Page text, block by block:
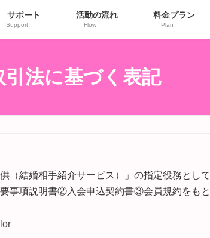
サポート
Support
活動の流れ
Flow
料金プラン
Plan
引法に基づく表記
（結婚相手紹介サービス）」の指定役務とし
事項説明書②入会申込契約書③会員規約をもと